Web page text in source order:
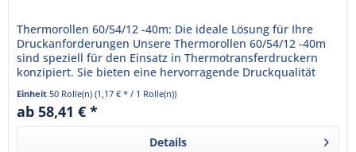
Thermorollen 60/54/12 -40m: Die ideale Lösung für Ihre
Druckanforderungen Unsere Thermorollen 60/54/12 -40m
sind speziell für den Einsatz in Thermotransferdruckern
konzipiert. Sie bieten eine hervorragende Druckqualität
und gewährleisten...
Einheit50 Rolle(n)(1,17 € * / 1 Rolle(n))
ab 58,41 € *
Details